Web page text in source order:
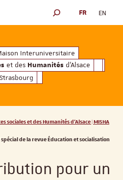
Interuniversitaire des
Interuniversitaire
et des Humanités d'Alsace
MOTEUR DE
FR EN
sociales et des Humanités d'Alsace | MISHA
de la revue Éducation et socialisation
pour un